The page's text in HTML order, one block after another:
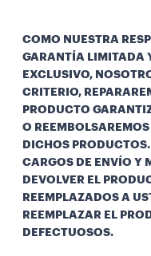
COMO NUESTRA
GARANTÍA LIMITADA
EXCLUSIVO,
CRITERIO,
PRODUCTO
O
DICHOS
CARGOS DE ENVÍO Y
DEVOLVER EL
REEMPLAZADOS A
REEMPLAZAR EL
DEFECTUOSOS.